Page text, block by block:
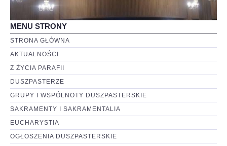
MENU STRONY
STRONA GŁÓWNA
AKTUALNOŚCI
Z ŻYCIA PARAFII
DUSZPASTERZE
GRUPY I WSPÓLNOTY DUSZPASTERSKIE
SAKRAMENTY I SAKRAMENTALIA
EUCHARYSTIA
OGŁOSZENIA DUSZPASTERSKIE